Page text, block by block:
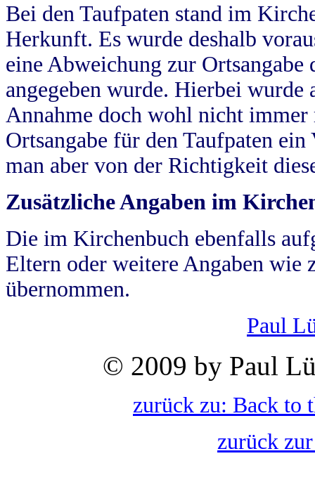
Bei den Taufpaten stand im
Herkunft. Es wurde deshalb
eine Abweichung zur
angegeben wurde. Hierbei wurde
Annahme doch wohl nicht
Ortsangabe für den Taufpaten
man aber von der Richtigkeit
Zusätzliche Angaben im
Die im Kirchenbuch ebenfalls
Eltern oder weitere Angaben wie
übernommen.
Paul
© 2009 by Paul
zurück zu: Back to
zurück